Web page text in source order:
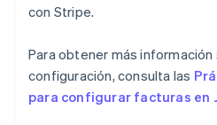
con Stripe.
Para obtener más
configuración, consulta las
para configurar facturas en